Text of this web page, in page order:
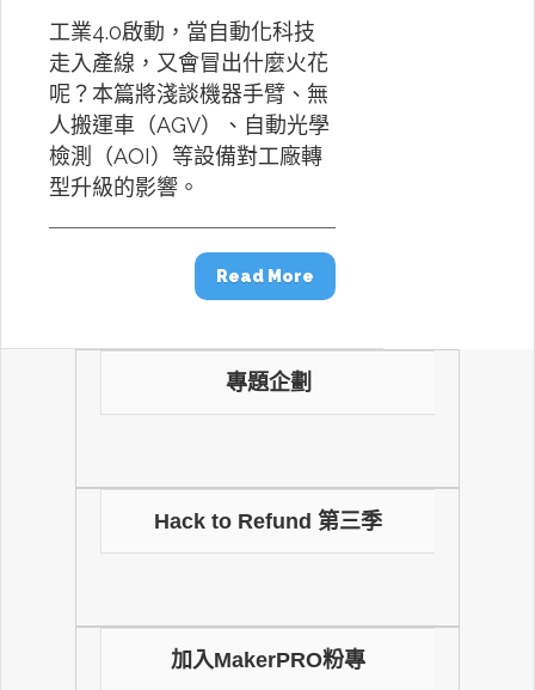
工業4.0啟動，當自動化科技
走入產線，又會冒出什麼火花
呢？本篇將淺談機器手臂、無
人搬運車（AGV）、自動光學
檢測（AOI）等設備對工廠轉
型升級的影響。
Read More
專題企劃
Hack to Refund 第三季
加入MakerPRO粉專